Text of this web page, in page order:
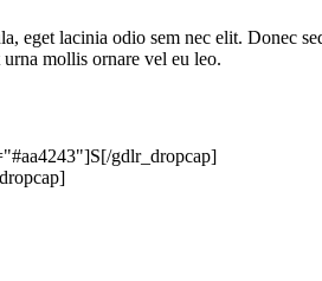
eget lacinia odio sem nec elit. Donec
mollis ornare vel eu leo.
gdlr_dropcap]